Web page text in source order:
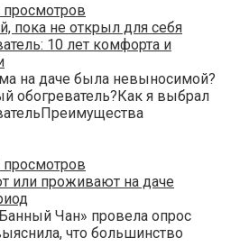
просмотров
пока не открыл для себя
10 лет комфорта и
на даче была невыносимой?
обогреватель?Как я выбрал
просмотров
или проживают на даче
Чан» провела опрос
что большинство